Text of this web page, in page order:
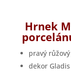
Hrnek
pravý
dekor Gladis